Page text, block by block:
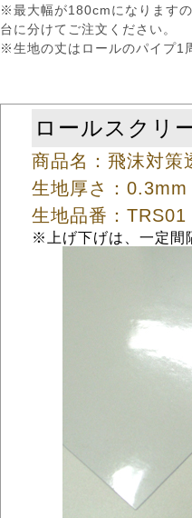
※最大幅が180cmになります
台に分けてご注文ください。
※生地の丈はロールのパイプ1
ロールスクリ
商品名：飛沫対策
生地厚さ：0.3mm
生地品番：TRS01
※上げ下げは、一定間